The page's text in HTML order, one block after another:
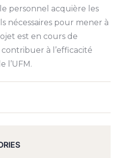
personnel acquière les
nécessaires pour mener à
est en cours de
à l’efficacité
l’UFM.